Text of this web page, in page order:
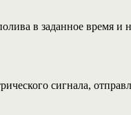
в заданное время
сигнала,